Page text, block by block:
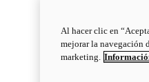
Al hacer clic en
mejorar la navegación
marketing.